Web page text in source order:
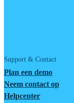
Support & Contact
Plan een demo
Neem contact op
Helpcenter